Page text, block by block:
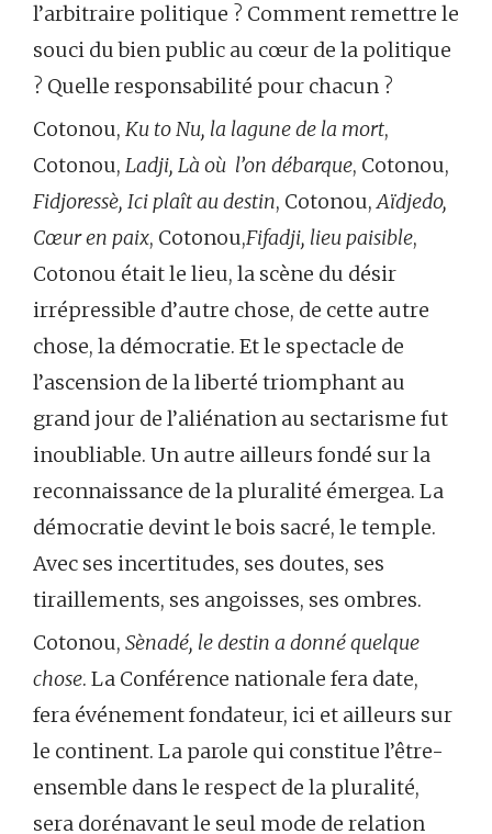
l’arbitraire politique ? Comment remettre le
souci du bien public au cœur de la politique
? Quelle responsabilité pour chacun ?
Cotonou, Ku to Nu, la lagune de la mort,
Cotonou, Ladji, Là où l’on débarque, Cotonou,
Fidjoressè, Ici plaît au destin, Cotonou,Aïdjedo,
Cœur en paix, Cotonou,Fifadji, lieu paisible,
Cotonou était le lieu, la scène du désir
irrépressible d’autre chose, de cette autre
chose, la démocratie. Et le spectacle de
l’ascension de la liberté triomphant au
grand jour de l’aliénation au sectarisme fut
inoubliable. Un autre ailleurs fondé sur la
reconnaissance de la pluralité émergea. La
démocratie devint le bois sacré, le temple.
Avec ses incertitudes, ses doutes, ses
tiraillements, ses angoisses, ses ombres.
Cotonou, Sènadé, le destin a donné quelque
chose. La Conférence nationale fera date,
fera événement fondateur, ici et ailleurs sur
le continent. La parole qui constitue l’être-
ensemble dans le respect de la pluralité,
sera dorénavant le seul mode de relation